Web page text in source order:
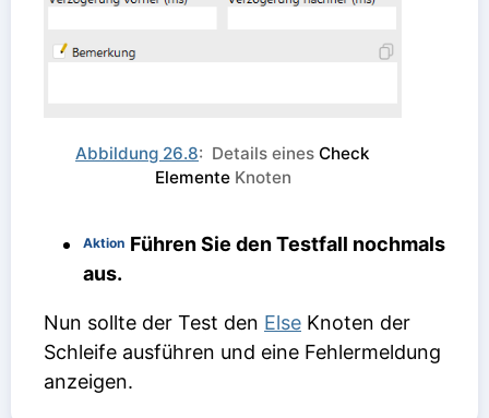
Abbildung 26.8: Details eines Check
ElementeKnoten
Aktion Führen Sie den Testfall nochmals
aus.
Nun sollte der Test den Else Knoten der
Schleife ausführen und eine Fehlermeldung
anzeigen.